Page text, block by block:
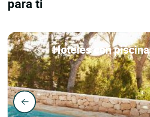
para ti
Hoteles con piscina